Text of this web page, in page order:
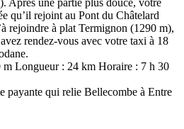
qu’il rejoint au Pont du Châtelard
rejoindre à plat Termignon (1290 m),
rendez-vous avec votre taxi à 18
Longueur : 24 km Horaire : 7 h 30
payante qui relie Bellecombe à Entre